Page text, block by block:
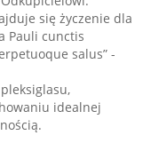
się życzenie dla
Pauli cunctis
salus” -
idealnej